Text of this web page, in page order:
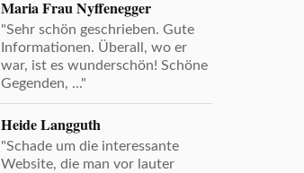
Maria Frau Nyffenegger
"Sehr schön geschrieben. Gute
Informationen. Überall, wo er
war, ist es wunderschön! Schöne
Gegenden, ..."
Heide Langguth
"Schade um die interessante
Website, die man vor lauter